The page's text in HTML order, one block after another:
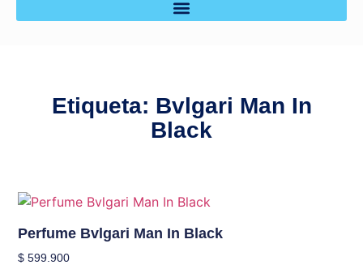
Etiqueta: Bvlgari Man In
Black
Perfume Bvlgari Man In Black
$ 599.900